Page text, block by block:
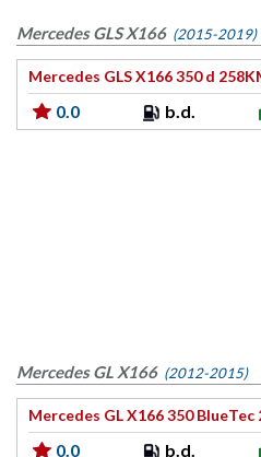
Mercedes GLS X166 (2015-2019)
Mercedes GLS X166 350 d
0.0 b.d.
Mercedes GL X166 (2012-2015)
Mercedes GL X166 350 BlueTec
0.0 b.d.